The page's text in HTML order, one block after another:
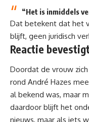
“Het is inmiddels
Dat betekent dat het
blijft, geen juridisch
Reactie
Doordat de vrouw
rond André Hazes
al bekend was, maar
daardoor blijft het
nieuws, maar als iets